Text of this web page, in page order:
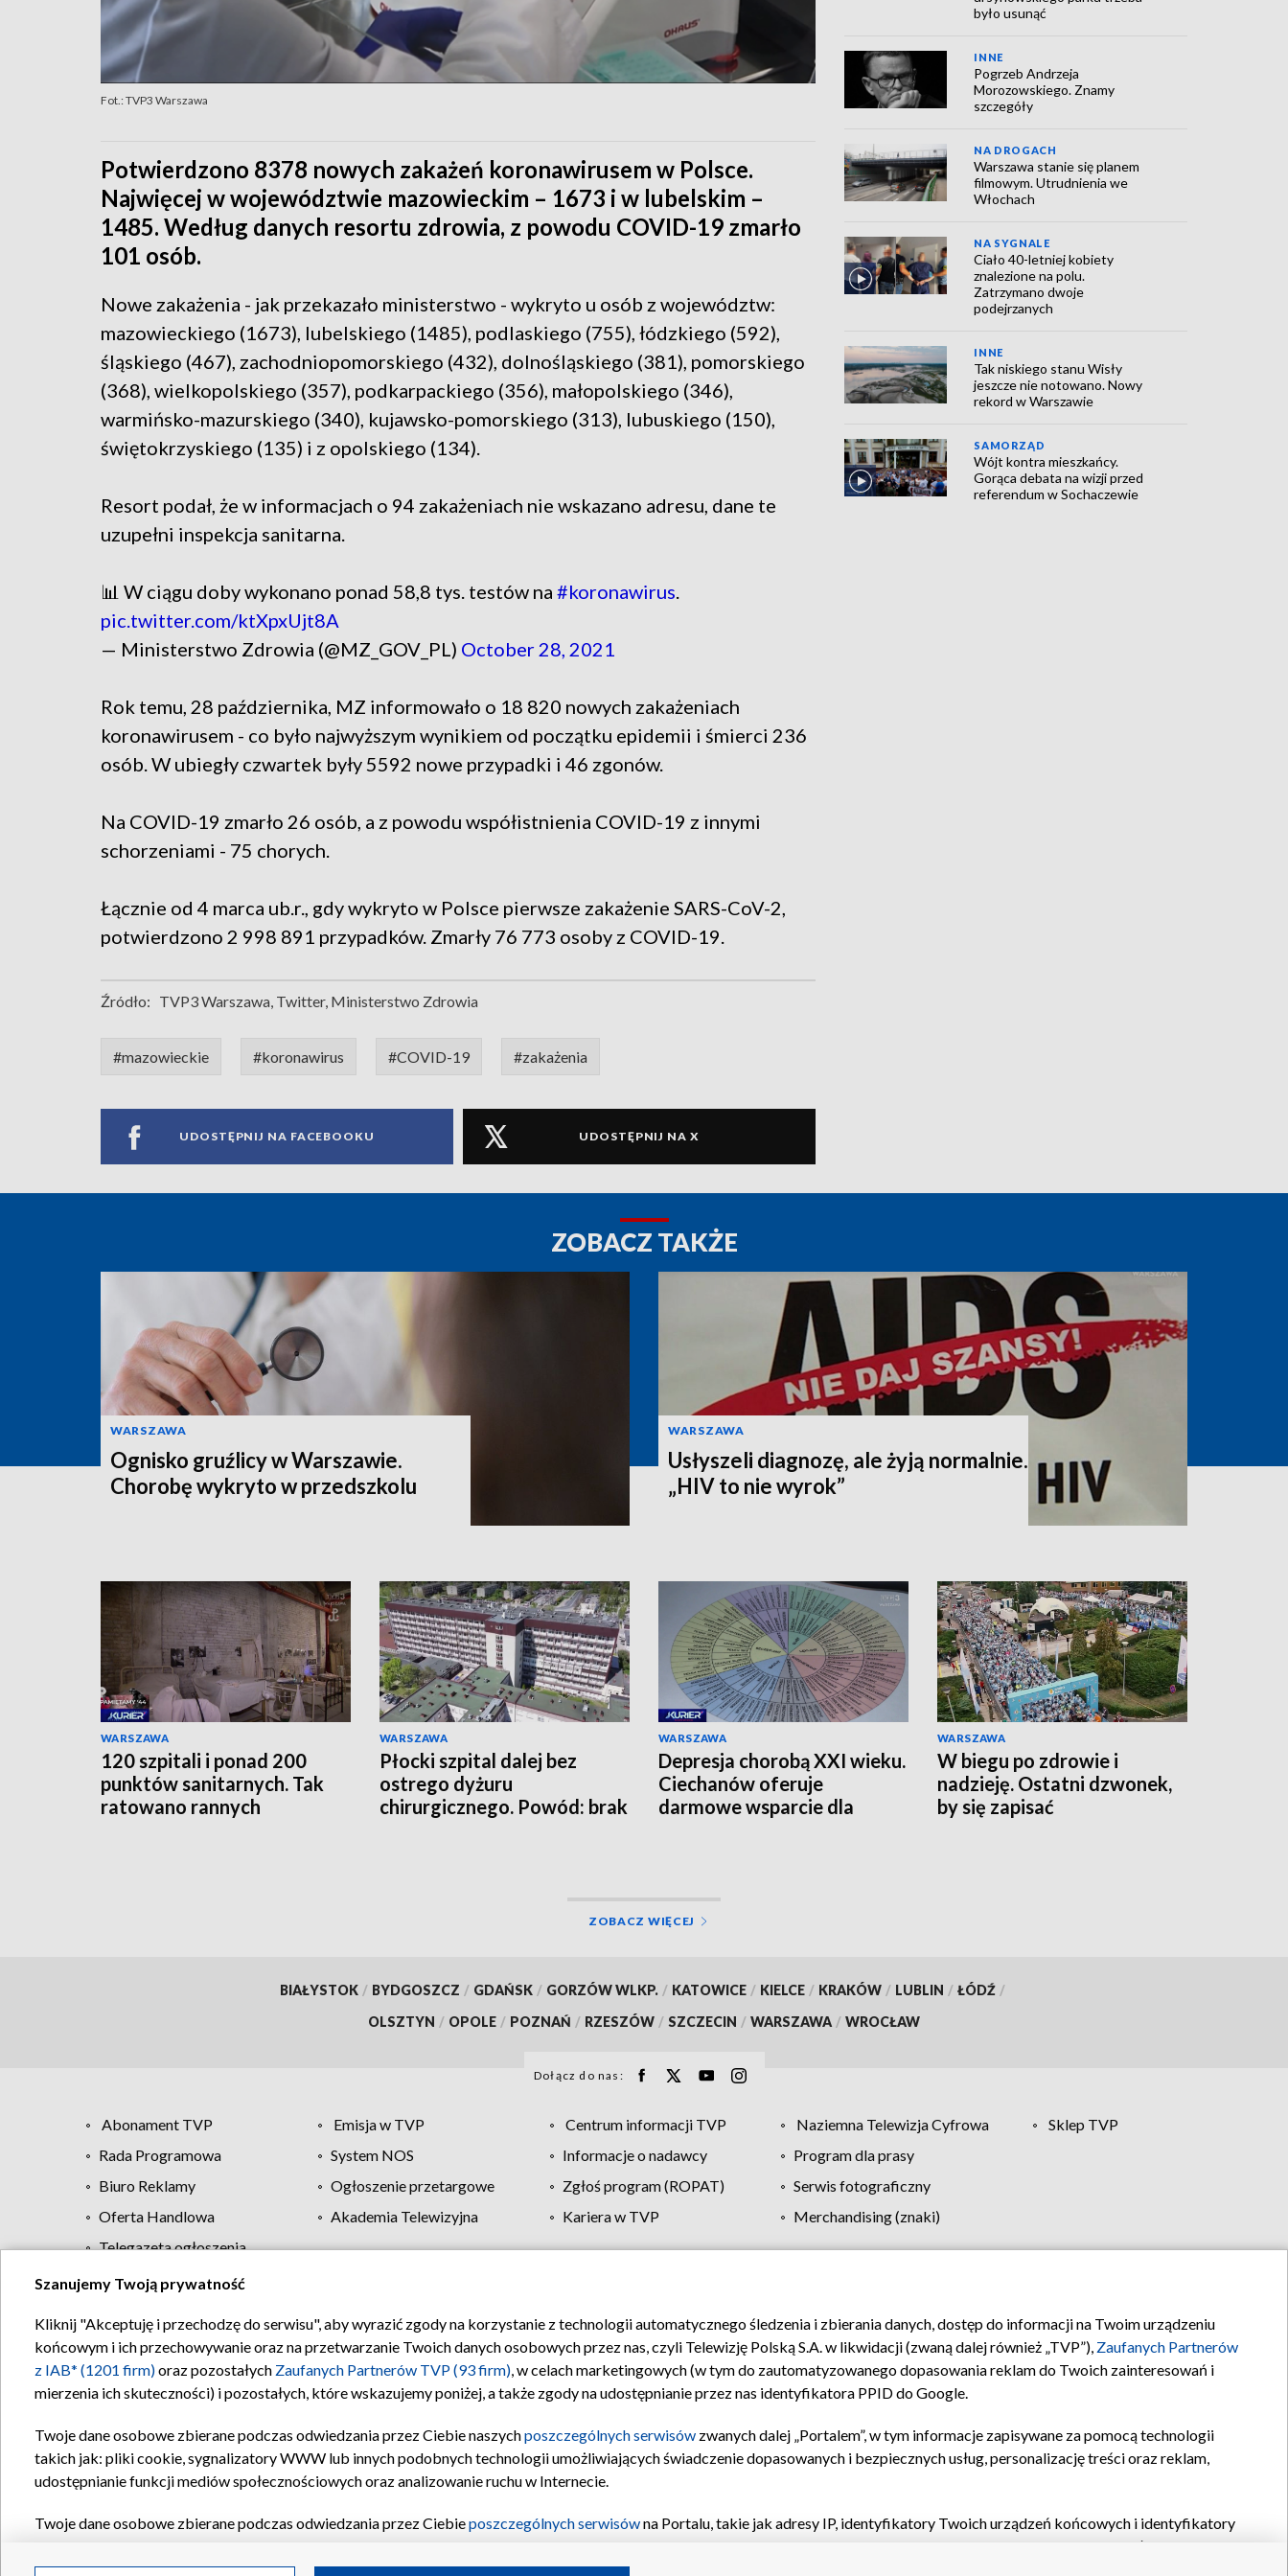
Fot.: TVP3 Warszawa
Potwierdzono 8378 nowych zakażeń koronawirusem w Polsce.
Najwięcej w województwie mazowieckim – 1673 i w lubelskim –
1485. Według danych resortu zdrowia, z powodu COVID-19 zmarło
101 osób.
Nowe zakażenia - jak przekazało ministerstwo - wykryto u osób z województw:
mazowieckiego (1673), lubelskiego (1485), podlaskiego (755), łódzkiego (592),
śląskiego (467), zachodniopomorskiego (432), dolnośląskiego (381), pomorskiego
(368), wielkopolskiego (357), podkarpackiego (356), małopolskiego (346),
warmińsko-mazurskiego (340), kujawsko-pomorskiego (313), lubuskiego (150),
świętokrzyskiego (135) i z opolskiego (134).
Resort podał, że w informacjach o 94 zakażeniach nie wskazano adresu, dane te
uzupełni inspekcja sanitarna.
📊 W ciągu doby wykonano ponad 58,8 tys. testów na #koronawirus
pic.twitter.com/ktXpxUjt8A
— Ministerstwo Zdrowia (@MZ_GOV_PL) October 28, 2021
Rok temu, 28 października, MZ informowało o 18 820 nowych zakażeniach
koronawirusem - co było najwyższym wynikiem od początku epidemii i śmierci 236
osób. W ubiegły czwartek były 5592 nowe przypadki i 46 zgonów.
Na COVID-19 zmarło 26 osób, a z powodu współistnienia COVID-19 z innymi
schorzeniami - 75 chorych.
Łącznie od 4 marca ub.r., gdy wykryto w Polsce pierwsze zakażenie SARS-CoV-2,
potwierdzono 2 998 891 przypadków. Zmarły 76 773 osoby z COVID-19.
Źródło: TVP3 Warszawa, Twitter, Ministerstwo Zdrowia
#mazowieckie #koronawirus #COVID-19 #zakażenia
UDOSTĘPNIJ NA FACEBOOKU UDOSTĘPNIJ NA X
było usunąć
INNE
Pogrzeb Andrzeja
Morozowskiego. Znamy
szczegóły
NA DROGACH
Warszawa stanie się planem
filmowym. Utrudnienia we
Włochach
NA SYGNALE
Ciało 40-letniej kobiety
znalezione na polu.
Zatrzymano dwoje
podejrzanych
INNE
Tak niskiego stanu Wisły
jeszcze nie notowano. Nowy
rekord w Warszawie
SAMORZĄD
Wójt kontra mieszkańcy.
Gorąca debata na wizji przed
referendum w Sochaczewie
ZOBACZ TAKŻE
WARSZAWA
Ognisko gruźlicy w Warszawie.
Chorobę wykryto w przedszkolu
WARSZAWA
Usłyszeli diagnozę, ale żyją normalnie.
„HIV to nie wyrok”
WARSZAWA
120 szpitali i ponad 200
punktów sanitarnych. Tak
ratowano rannych
WARSZAWA
Płocki szpital dalej bez
ostrego dyżuru
chirurgicznego. Powód: brak
WARSZAWA
Depresja chorobą XXI wieku.
Ciechanów oferuje
darmowe wsparcie dla
WARSZAWA
W biegu po zdrowie i
nadzieję. Ostatni dzwonek,
by się zapisać
ZOBACZ WIĘCEJ
BIAŁYSTOK / BYDGOSZCZ / GDAŃSK / GORZÓW WLKP. / KATOWICE / KIELCE / KRAKÓW / LUBLIN / ŁÓDŹ /
OLSZTYN / OPOLE / POZNAŃ / RZESZÓW / SZCZECIN / WARSZAWA / WROCŁAW
Dołącz do nas:
Abonament TVP Emisja w TVP Centrum informacji TVP Naziemna Telewizja Cyfrowa
Sklep TVP
Rada Programowa
System NOS Informacje o nadawcy
Program dla prasy
Biuro Reklamy
Ogłoszenie przetargowe Zgłoś program (ROPAT)
Serwis fotograficzny
Oferta Handlowa
Akademia Telewizyjna Kariera w TVP
Merchandising (znaki)
Telegazeta ogłoszenia
Regulamin TVP Polityka prywatności Moje zgody Pomoc Biuro reklamy Kontakt
Szanujemy Twoją prywatność
Kliknij "Akceptuję i przechodzę do serwisu", aby wyrazić zgody na korzystanie z technologii automatycznego śledzenia i zbierania danych, dostęp do informacji na Twoim urządzeniu
końcowym i ich przechowywanie oraz na przetwarzanie Twoich danych osobowych przez nas, czyli Telewizję Polską S.A. w likwidacji (zwaną dalej również „TVP”), Zaufanych Partnerów
z IAB* (1201 firm)oraz pozostałych Zaufanych Partnerów TVP (93 firm), w celach marketingowych (w tym do zautomatyzowanego dopasowania reklam do Twoich zainteresowań i
mierzenia ich skuteczności) i pozostałych, które wskazujemy poniżej, a także zgody na udostępnianie przez nas identyfikatora PPID do Google.
Twoje dane osobowe zbierane podczas odwiedzania przez Ciebie naszychposzczególnych serwisów zwanych dalej „Portalem”, w tym informacje zapisywane za pomocą technologii
takich jak: pliki cookie, sygnalizatory WWW lub innych podobnych technologii umożliwiających świadczenie dopasowanych i bezpiecznych usług, personalizację treści oraz reklam,
udostępnianie funkcji mediów społecznościowych oraz analizowanie ruchu w Internecie.
Twoje dane osobowe zbierane podczas odwiedzania przez Ciebieposzczególnych serwisówna Portalu, takie jak adresy IP, identyfikatory Twoich urządzeń końcowych i identyfikatory
oraz pozostałych
Partnerów TVPdla realizacji następujących celów i funkcji: przechowywania informacji na urządzeniu lub dostęp do nich, wyboru podstawowych reklam, wyboru spersonalizowanych